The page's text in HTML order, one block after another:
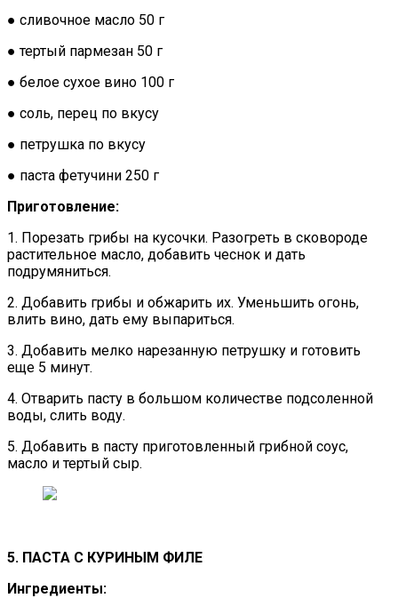
● сливочное масло 50 г
● тертый пармезан 50 г
● белое сухое вино 100 г
● соль, перец по вкусу
● петрушка по вкусу
● паста фетучини 250 г
Приготовление:
1. Порезать грибы на кусочки. Разогреть в сковороде
растительное масло, добавить чеснок и дать
подрумяниться.
2. Добавить грибы и обжарить их. Уменьшить огонь,
влить вино, дать ему выпариться.
3. Добавить мелко нарезанную петрушку и готовить
еще 5 минут.
4. Отварить пасту в большом количестве подсоленной
воды, слить воду.
5. Добавить в пасту приготовленный грибной соус,
масло и тертый сыр.
5. ПАСТА С КУРИНЫМ ФИЛЕ
Ингредиенты: